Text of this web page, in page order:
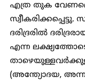
എത്ര തുക
ദരിദ്രരിൽ
എന്ന
(അന്ത്യോദയ,